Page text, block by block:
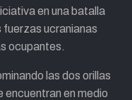
en una batalla
fuerzas ucranianas
ocupantes.
las dos orillas
encuentran en medio